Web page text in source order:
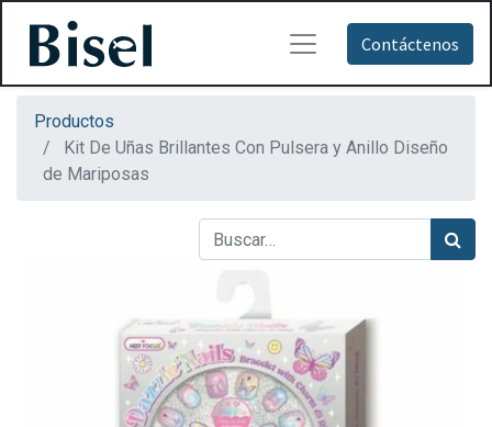
Contáctenos
Productos
Kit De Uñas Brillantes Con Pulsera y Anillo Diseño
de Mariposas